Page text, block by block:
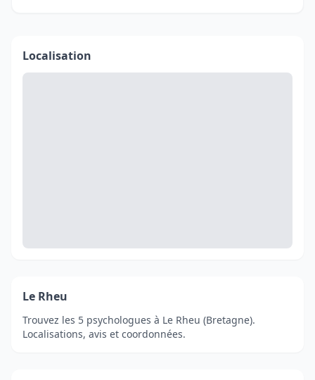
Localisation
Le Rheu
Trouvez les 5 psychologues à Le Rheu (Bretagne).
Localisations, avis et coordonnées.